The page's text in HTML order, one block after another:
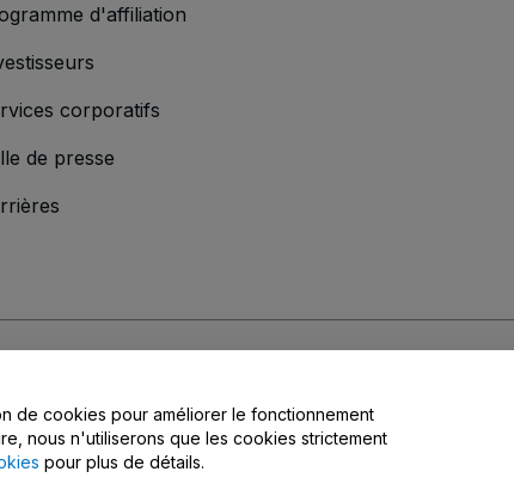
d'affiliation
corporatifs
de presse
de confidentialité
de cookies pour améliorer le fonctionnement
nous n'utiliserons que les cookies strictement
pour plus de détails.